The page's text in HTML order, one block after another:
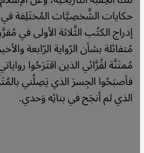
حكايات الشَّخصِيَّات المُختَلِفة في
إدراج الكتُب الثَّلاثة الأولى في
مُتفائلة بشأن الرّواية الرّابعة
مُمتَنَّة لقُرَّائي الذين اقتَرَحُوا
فأصبَحُوا الجِسرَ الذي يَصِلُني
الذي لم أنجَح في بنائِه وَحدي.